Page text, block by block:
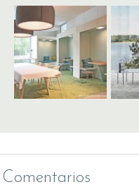
Comentarios